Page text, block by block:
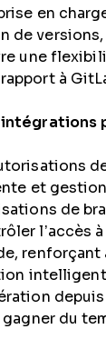
en
de
une
à
et
de
l’accès
renforçant
du